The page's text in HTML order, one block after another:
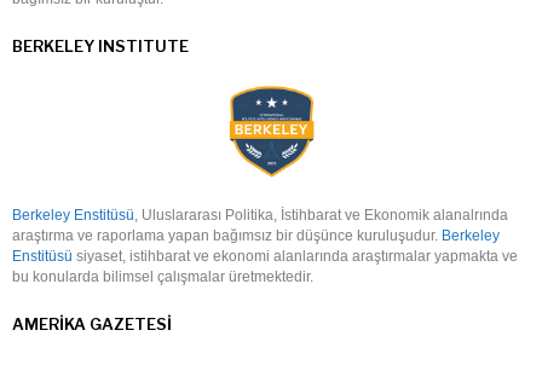
BERKELEY INSTITUTE
Berkeley Enstitüsü, Uluslararası Politika, İstihbarat ve Ekonomik alanalrında
araştırma ve raporlama yapan bağımsız bir düşünce kuruluşudur. Berkeley
Enstitüsü siyaset, istihbarat ve ekonomi alanlarında araştırmalar yapmakta ve
bu konularda bilimsel çalışmalar üretmektedir.
AMERIKA GAZETESI